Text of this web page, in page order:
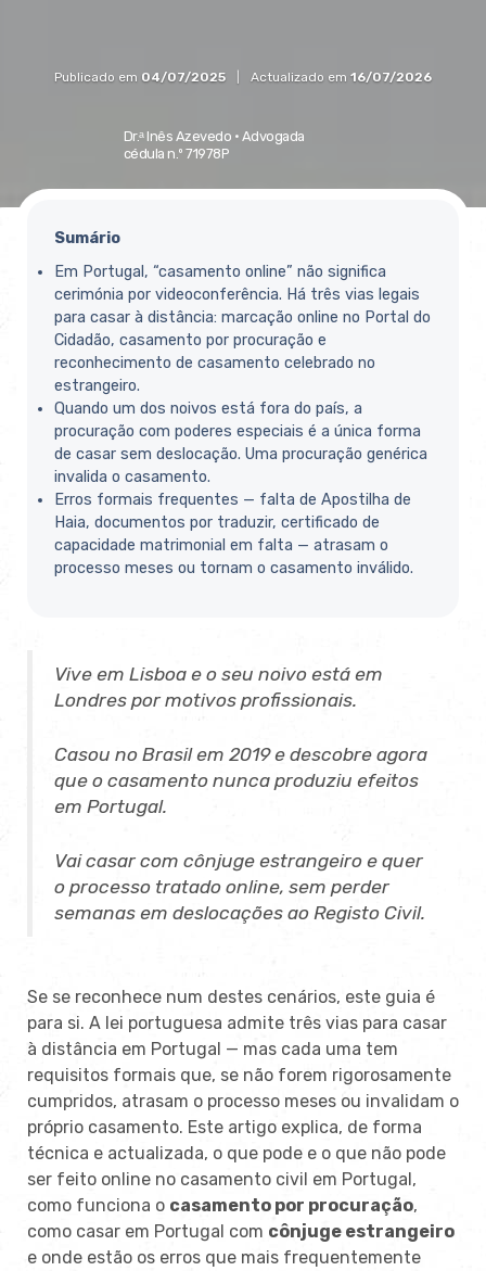
Publicado em 04/07/2025 Actualizado em 16/07/2026
Dr.ᵃ Inês Azevedo · Advogada
cédula n.º 71978P
Sumário
Em Portugal, “casamento online” não significa
cerimónia por videoconferência. Há três vias legais
para casar à distância: marcação online no Portal do
Cidadão, casamento por procuração e
reconhecimento de casamento celebrado no
estrangeiro.
Quando um dos noivos está fora do país, a
procuração com poderes especiais é a única forma
de casar sem deslocação. Uma procuração genérica
invalida o casamento.
Erros formais frequentes — falta de Apostilha de
Haia, documentos por traduzir, certificado de
capacidade matrimonial em falta — atrasam o
processo meses ou tornam o casamento inválido.
Vive em Lisboa e o seu noivo está em
Londres por motivos profissionais.
Casou no Brasil em 2019 e descobre agora
que o casamento nunca produziu efeitos
em Portugal.
Vai casar com cônjuge estrangeiro e quer
o processo tratado online, sem perder
semanas em deslocações ao Registo Civil.
Se se reconhece num destes cenários, este guia é
para si. A lei portuguesa admite três vias para casar
à distância em Portugal — mas cada uma tem
requisitos formais que, se não forem rigorosamente
cumpridos, atrasam o processo meses ou invalidam o
próprio casamento. Este artigo explica, de forma
técnica e actualizada, o que pode e o que não pode
ser feito online no casamento civil em Portugal,
como funciona o casamento por procuração,
como casar em Portugal com cônjuge estrangeiro
e onde estão os erros que mais frequentemente